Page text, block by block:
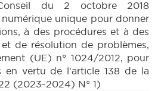
du 2 octobre 2018
unique pour donner
à des procédures et à des
de résolution de problèmes,
(UE) n° 1024/2012, pour
en vertu de l'article 138 de la
(2023-2024) N° 1)